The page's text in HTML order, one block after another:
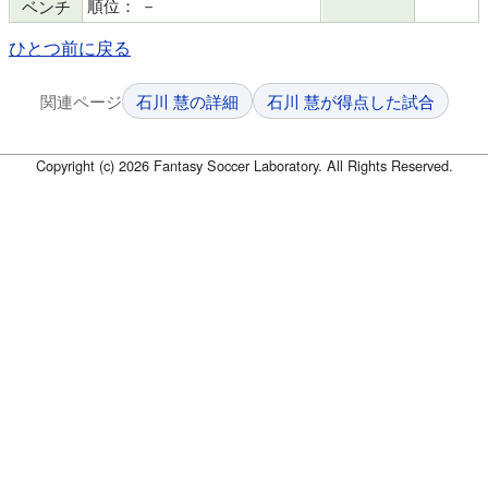
ベンチ
順位： －
ひとつ前に戻る
関連ページ 石川 慧の詳細 石川 慧が得点した試合
Copyright (c) 2026 Fantasy Soccer Laboratory. All Rights Reserved.